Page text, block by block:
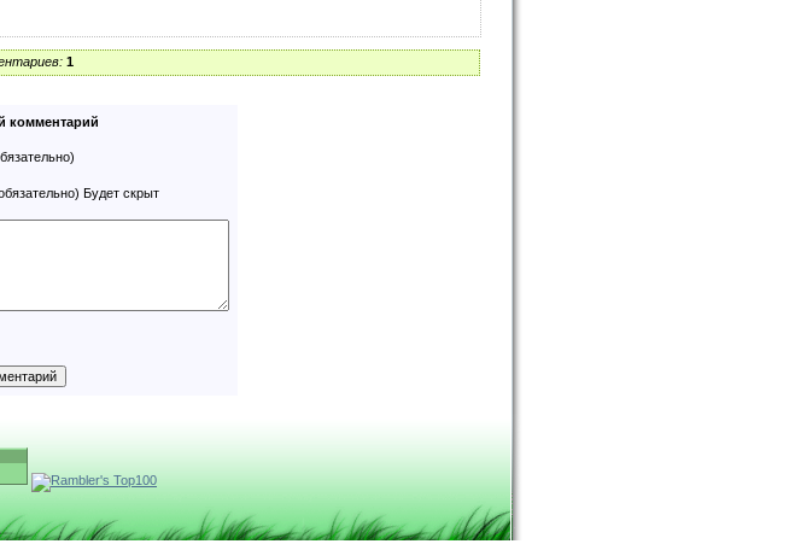
1
комментарий
Будет скрыт